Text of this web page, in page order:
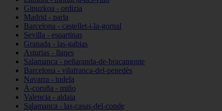
Gipuzkoa - ordizia
Madrid - parla
Barcelona - castellet-i-la-gornal
Sevilla - espartinas
Granada - las-gabias
Asturias - llanes
Salamanca - peñaranda-de-bracamonte
Barcelona - vilafranca-del-penedès
Navarra - tudela
A-coruña - miño
Valencia - aldaia
Salamanca - las-casas-del-conde